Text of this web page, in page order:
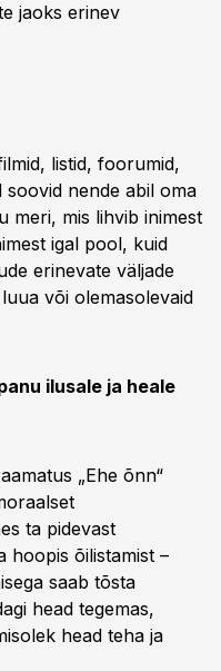
jaoks erinev
listid, foorumid,
soovid nende abil oma
meri, mis lihvib inimest
igal pool, kuid
erinevate väljade
või olemasolevaid
ilusale ja heale
„Ehe õnn“
ta pidevast
hoopis õilistamist –
saab tõsta
head tegemas,
head teha ja